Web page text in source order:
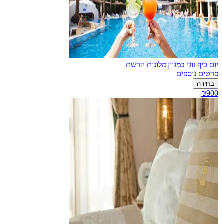
יום כיף זוגי במגוון מלונות הרשת
פרטים נוספים
בחירה
₪900